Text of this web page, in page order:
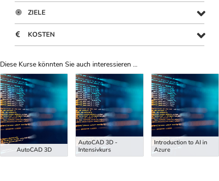
ZIELE
KOSTEN
Diese Kurse könnten Sie auch interessieren ...
Uber Weiterbildungsvorschläge
AutoCAD 3D
AutoCAD 3D -
Intensivkurs
Introduction to AI in
Azure